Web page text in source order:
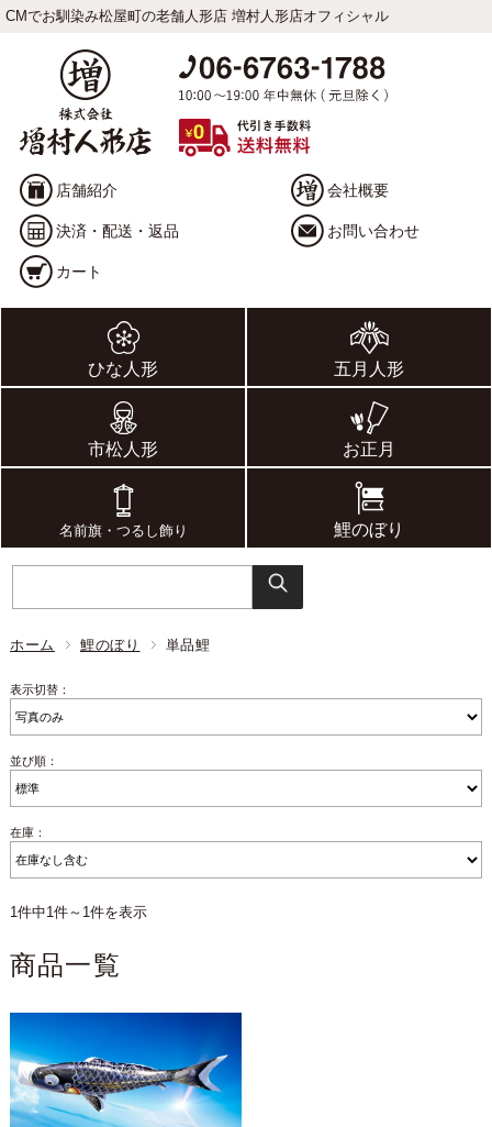
CMでお馴染み松屋町の老舗人形店 増村人形店オフィシャル
店舗紹介 会社概要
決済・配送・返品 お問い合わせ
カート
ひな人形 五月人形
市松人形 お正月
名前旗・つるし飾り 鯉のぼり
ホーム 鯉のぼり 単品鯉
表示切替：
並び順：
在庫：
1件中1件～1件を表示
商品一覧